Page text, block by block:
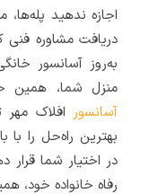
اجازه ندهید
دریافت مشاوره فنی
به‌روز آسانسور
منزل شما، همین
آسانسور افلاک
بهترین راه‌حل را با
در اختیار شما
رفاه خانواده خود،